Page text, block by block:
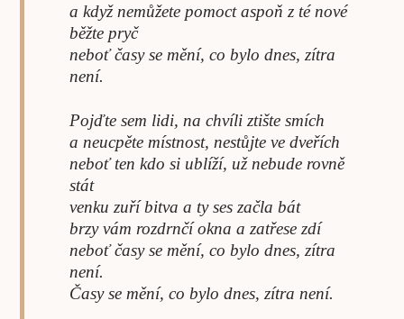
a když nemůžete pomoct aspoň z té nové
běžte pryč
neboť časy se mění, co bylo dnes, zítra
není.
Pojďte sem lidi, na chvíli ztište smích
a neucpěte místnost, nestůjte ve dveřích
neboť ten kdo si ublíží, už nebude rovně
stát
venku zuří bitva a ty ses začla bát
brzy vám rozdrnčí okna a zatřese zdí
neboť časy se mění, co bylo dnes, zítra
není.
Časy se mění, co bylo dnes, zítra není.